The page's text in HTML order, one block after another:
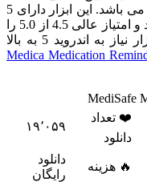
هایی که نرم افزار را نصب کرده اند دارا می باشد. این ابزار دارای 5
میلیون نصب در مارکت اندروید می باشد و امتیاز عالی 4.5 از 5.0 را
کسب کرده است ، برای نصب نرم افزار نیاز به اندروید 5 به بالا
Medica Medication
۱۹٬۰۵۹
رایگان